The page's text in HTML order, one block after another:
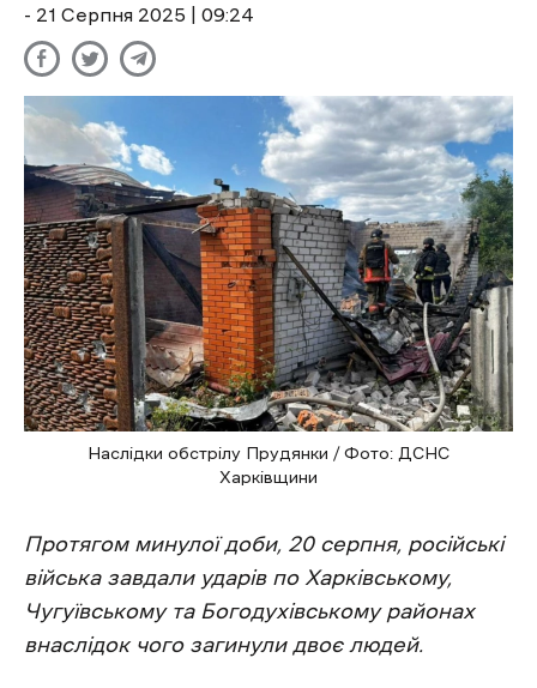
- 21 Cерпня 2025 | 09:24
Наслідки обстрілу Прудянки / Фото: ДСНС
Харківщини
Протягом минулої доби, 20 серпня, російські
війська завдали ударів по Харківському,
Чугуївському та Богодухівському районах
внаслідок чого загинули двоє людей.